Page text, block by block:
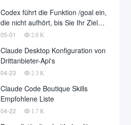
im Namen der Entwicklungsfirma
zu einer großen Anzahl von fallen
Codex führt die Funktion /goal ein,
die nicht aufhört, bis Sie Ihr Ziel
erreicht haben
05-01 2.0 K
Claude Desktop Konfiguration von
Drittanbieter-Api's
04-23 2.3 K
Claude Code Boutique Skills
Empfohlene Liste
04-22 1.7 K